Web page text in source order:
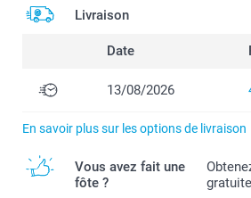
Livraison
Date
13/08/2026
En savoir plus sur les options de livraison
Vous avez fait une
fôte ?
gratuite